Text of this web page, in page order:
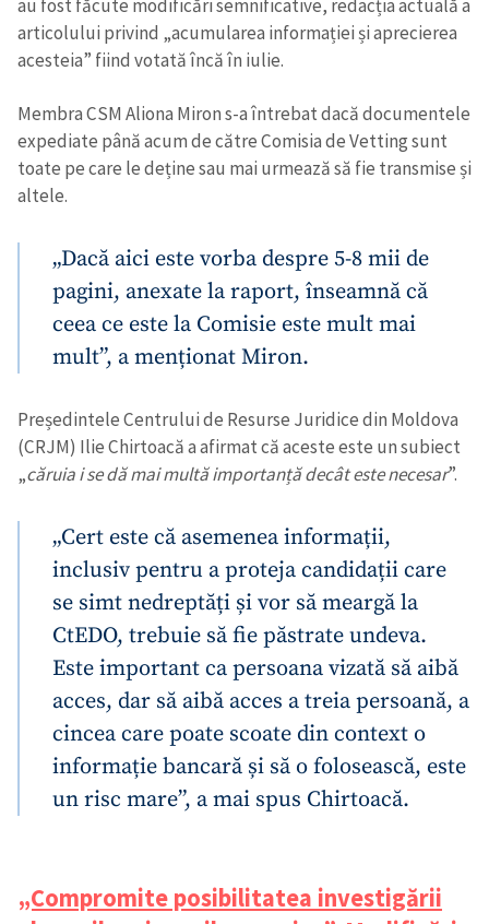
Trimite o informație
Despre ZdG
in English
на русском
au fost făcute modificări semnificative, redacția actuală a
articolului privind „acumularea informației și aprecierea
acesteia” fiind votată încă în iulie.
Membra CSM Aliona Miron s-a întrebat dacă documentele
expediate până acum de către Comisia de Vetting sunt
toate pe care le deține sau mai urmează să fie transmise și
altele.
„Dacă aici este vorba despre 5-8 mii de
pagini, anexate la raport, înseamnă că
ceea ce este la Comisie este mult mai
mult”, a menționat Miron.
Președintele Centrului de Resurse Juridice din Moldova
(CRJM) Ilie Chirtoacă a afirmat că aceste este un subiect
„căruia i se dă mai multă importanță decât este necesar”.
„Cert este că asemenea informații,
inclusiv pentru a proteja candidații care
se simt nedreptăți și vor să meargă la
CtEDO, trebuie să fie păstrate undeva.
Este important ca persoana vizată să aibă
acces, dar să aibă acces a treia persoană, a
cincea care poate scoate din context o
informație bancară și să o folosească, este
un risc mare”, a mai spus Chirtoacă.
„Compromite posibilitatea investigării